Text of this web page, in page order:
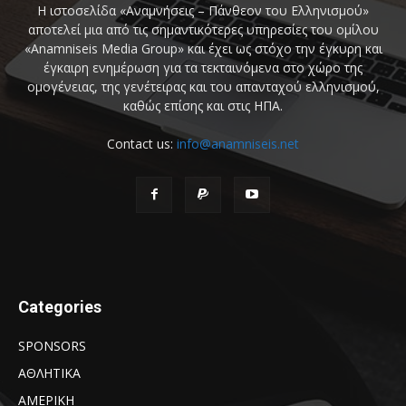
Η ιστοσελίδα «Αναμνήσεις – Πάνθεον του Ελληνισμού»
αποτελεί μια από τις σημαντικότερες υπηρεσίες του ομίλου
«Anamniseis Media Group» και έχει ως στόχο την έγκυρη και
έγκαιρη ενημέρωση για τα τεκταινόμενα στο χώρο της
ομογένειας, της γενέτειρας και του απανταχού ελληνισμού,
καθώς επίσης και στις ΗΠΑ.
Contact us: info@anamniseis.net
Categories
SPONSORS
ΑΘΛΗΤΙΚΑ
ΑΜΕΡΙΚΗ